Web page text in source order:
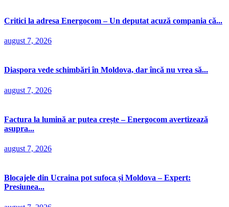
Critici la adresa Energocom – Un deputat acuză compania că...
august 7, 2026
Diaspora vede schimbări în Moldova, dar încă nu vrea să...
august 7, 2026
Factura la lumină ar putea crește – Energocom avertizează
asupra...
august 7, 2026
Blocajele din Ucraina pot sufoca și Moldova – Expert:
Presiunea...